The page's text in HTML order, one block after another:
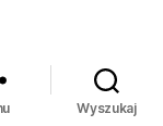
Wyszukaj